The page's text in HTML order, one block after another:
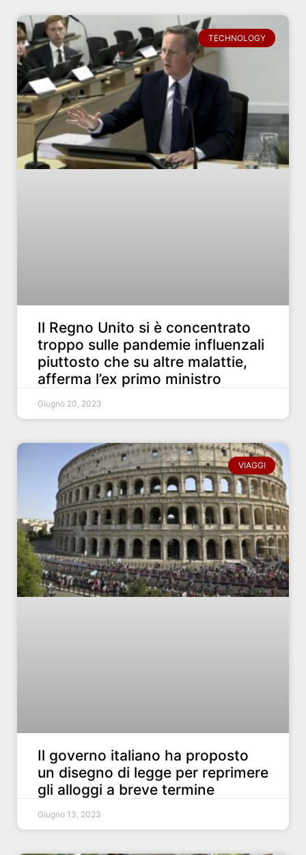
TECHNOLOGY
Il Regno Unito si è concentrato
troppo sulle pandemie influenzali
piuttosto che su altre malattie,
afferma l’ex primo ministro
Giugno 20, 2023
VIAGGI
Il governo italiano ha proposto
un disegno di legge per reprimere
gli alloggi a breve termine
Giugno 13, 2023